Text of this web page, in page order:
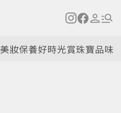
美妝保養好時光賞珠寶品味